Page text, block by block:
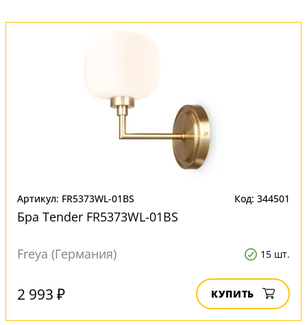
Артикул: FR5373WL-01BS Код: 344501
Бра Tender FR5373WL-01BS
Freya (Германия) 15 шт.
2 993 ₽ КУПИТЬ